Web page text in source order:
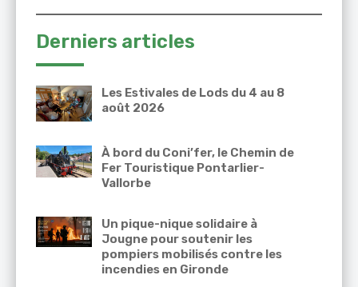
Derniers articles
Les Estivales de Lods du 4 au 8
août 2026
À bord du Coni’fer, le Chemin de
Fer Touristique Pontarlier-
Vallorbe
Un pique-nique solidaire à
Jougne pour soutenir les
pompiers mobilisés contre les
incendies en Gironde